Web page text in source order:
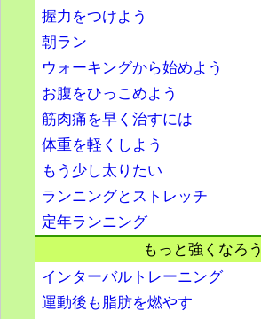
握力をつけよう
朝ラン
ウォーキングから始めよう
お腹をひっこめよう
筋肉痛を早く治すには
体重を軽くしよう
もう少し太りたい
ランニングとストレッチ
定年ランニング
もっと強くなろう
インターバルトレーニング
運動後も脂肪を燃やす